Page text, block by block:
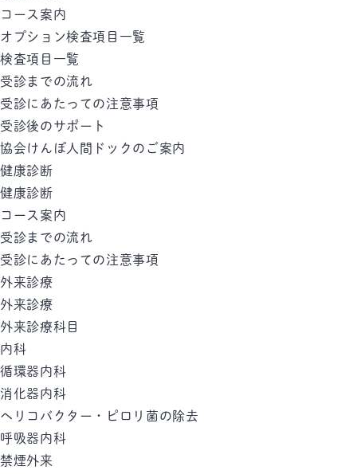
コース案内
オプション検査項目一覧
検査項目一覧
受診までの流れ
受診にあたっての注意事項
受診後のサポート
協会けんぽ人間ドックのご案内
健康診断
健康診断
コース案内
受診までの流れ
受診にあたっての注意事項
外来診療
外来診療
外来診療科目
内科
循環器内科
消化器内科
ヘリコバクター・ピロリ菌の除去
呼吸器内科
禁煙外来